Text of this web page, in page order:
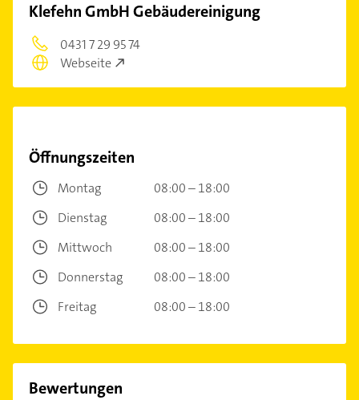
Klefehn GmbH Gebäudereinigung
0431 7 29 95 74
Webseite
Öffnungszeiten
Montag
08:00 – 18:00
Dienstag
08:00 – 18:00
Mittwoch
08:00 – 18:00
Donnerstag
08:00 – 18:00
Freitag
08:00 – 18:00
Bewertungen